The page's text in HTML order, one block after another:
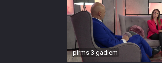
pirms 3 gadiem